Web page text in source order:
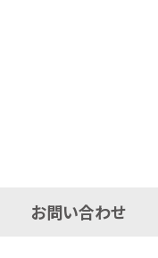
お問い合わせ